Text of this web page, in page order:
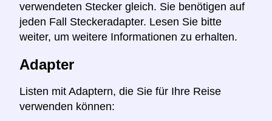
verwendeten Stecker gleich. Sie benötigen auf
jeden Fall Steckeradapter. Lesen Sie bitte
weiter, um weitere Informationen zu erhalten.
Adapter
Listen mit Adaptern, die Sie für Ihre Reise
verwenden können: